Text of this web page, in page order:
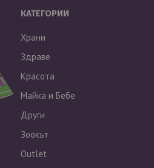
КАТЕГОРИИ
Храни
Здраве
Красота
Майка и Бебе
Други
Зоокът
Outlet